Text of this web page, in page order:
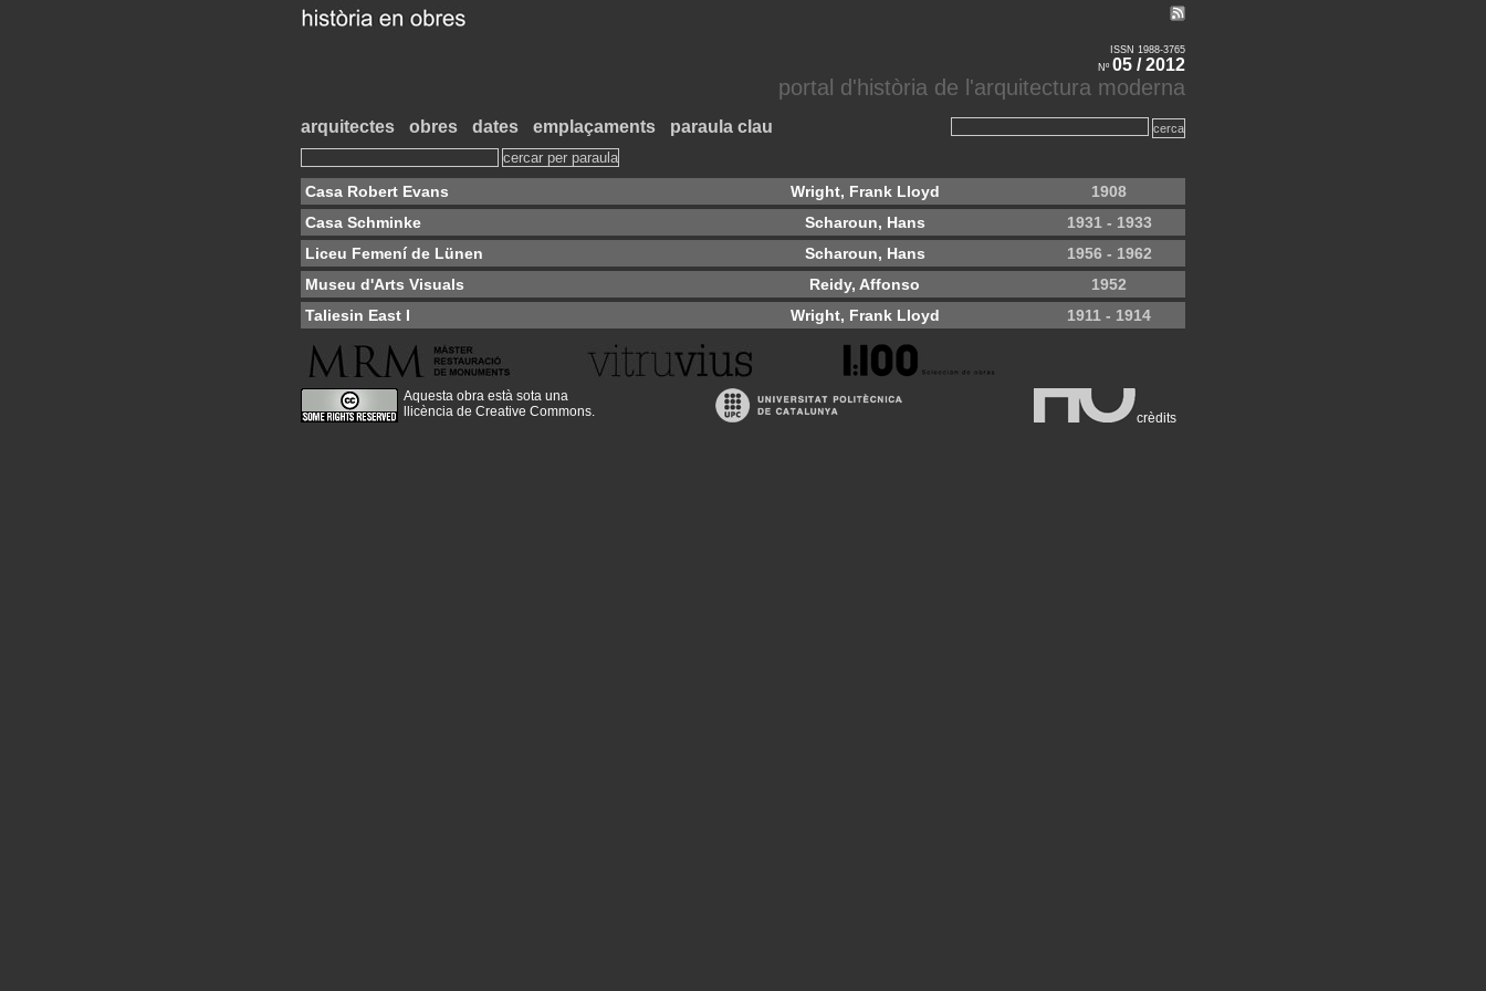
ISSN 1988-3765
Nº 05 / 2012
portal d'història de l'arquitectura moderna
arquitectes obres dates emplaçaments paraula clau
Casa Robert Evans Wright, Frank Lloyd
1908
Casa Schminke
Scharoun, Hans
1931 - 1933
Liceu Femení de Lünen
Scharoun, Hans
1956 - 1962
Museu d'Arts Visuals
Reidy, Affonso
1952
Taliesin East I
Wright, Frank Lloyd 1911 - 1914
Aquesta obra està sota una
llicència de Creative Commons. crèdits